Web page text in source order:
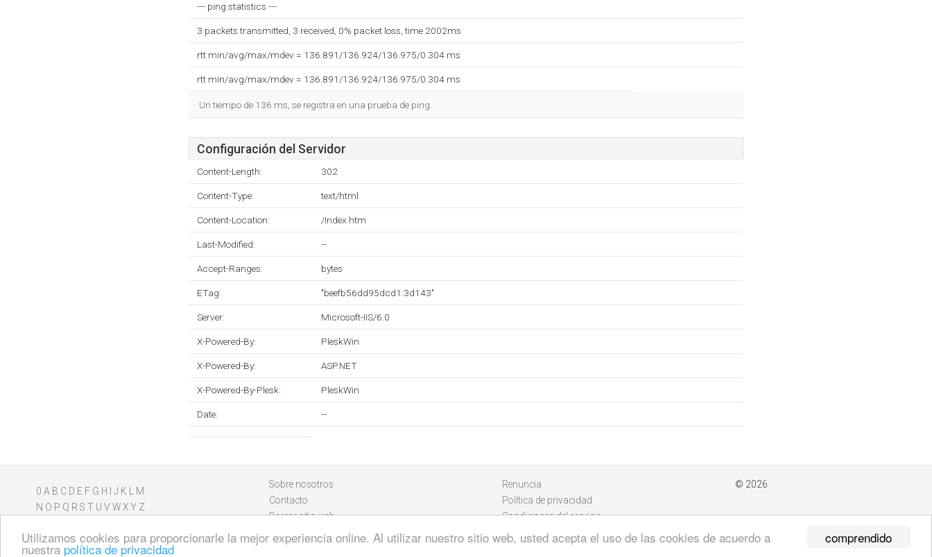
comprendido
Utilizamos cookies para proporcionarle la mejor experiencia online. Al utilizar nuestro sitio web, usted acepta el uso de las cookies de acuerdo a
nuestra política de privacidad
--- ping statistics ---
3 packets transmitted, 3 received, 0% packet loss, time 2002ms
rtt min/avg/max/mdev = 136.891/136.924/136.975/0.304 ms
rtt min/avg/max/mdev = 136.891/136.924/136.975/0.304 ms
Un tiempo de 136 ms, se registra en una prueba de ping.
Configuración del Servidor
Content-Length: 302
Content-Type: text/html
Content-Location: /Index.htm
Last-Modified: --
Accept-Ranges: bytes
ETag: "beefb56dd95dcd1:3d143"
Server: Microsoft-IIS/6.0
X-Powered-By: PleskWin
X-Powered-By: ASP.NET
X-Powered-By-Plesk: PleskWin
Date: --
0 A B C D E F G H J K
M
N O P Q R S T U V WXY Z
Sobre nosotros
Contacto
Borrar sitio web
Renuncia
Política de privacidad
Condiciones del servicio
© 2026